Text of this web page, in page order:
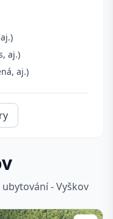
aj.)
aj.)
- Vyškov